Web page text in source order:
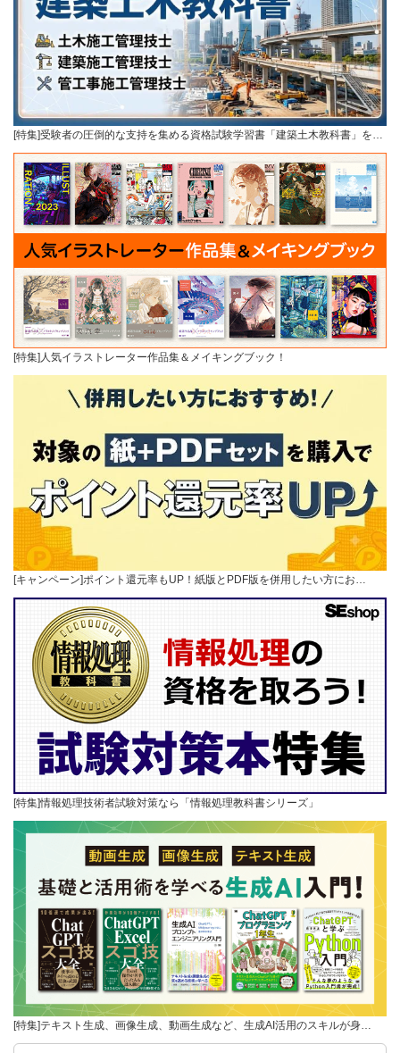
[特集]受験者の圧倒的な支持を集める資格試験学習書「建築土木教科書」を…
[特集]人気イラストレーター作品集＆メイキングブック！
[キャンペーン]ポイント還元率もUP！紙版とPDF版を併用したい方にお…
[特集]情報処理技術者試験対策なら「情報処理教科書シリーズ」
[特集]テキスト生成、画像生成、動画生成など、生成AI活用のスキルが身…